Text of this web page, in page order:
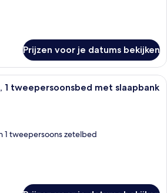
Prijzen voor je datums bekijken
Een net opgemaakt bed met witte
1 tweepersoonsbed met slaapbank
1 tweepersoons zetelbed